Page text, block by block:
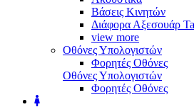
Βάσεις Κινητών
Διάφορα Αξεσουάρ
view more
Οθόνες Υπολογιστών
Φορητές Οθόνες
Οθόνες Υπολογιστών
Φορητές Οθόνες